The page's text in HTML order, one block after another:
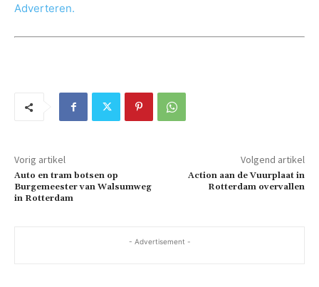
Adverteren.
Vorig artikel
Auto en tram botsen op
Burgemeester van Walsumweg
in Rotterdam
Volgend artikel
Action aan de Vuurplaat in
Rotterdam overvallen
- Advertisement -